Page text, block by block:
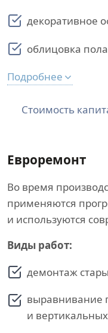
декоративное
облицовка
Подробнее
Стоимость
Евроремонт
Во время
применяются
и используются
Виды работ:
демонтаж
выравнивание
и